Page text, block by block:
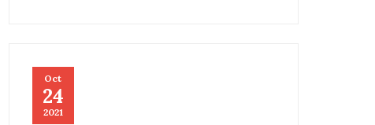
Oct
24
2021